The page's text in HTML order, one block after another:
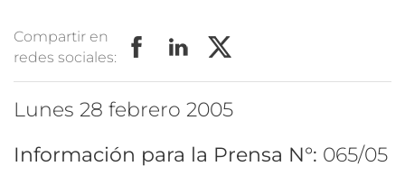
Compartir en
redes sociales:
lunes 28 febrero 2005
Información para la Prensa N°: 065/05